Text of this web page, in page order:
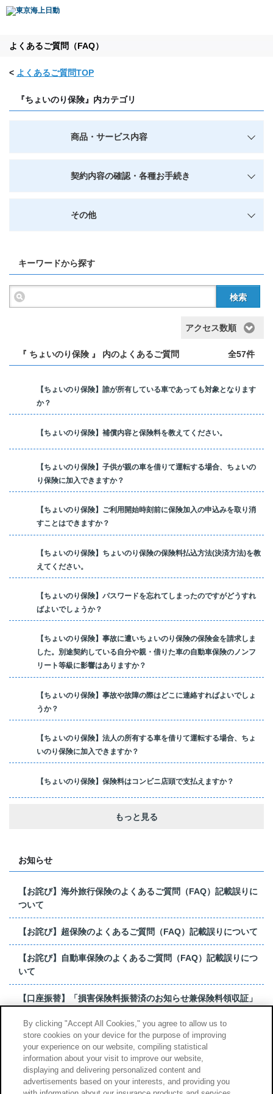
よくあるご質問（FAQ）
< よくあるご質問TOP
『ちょいのり保険』内カテゴリ
商品・サービス内容
契約内容の確認・各種お手続き
その他
キーワードから探す
検索
アクセス数順
『 ちょいのり保険 』 内のよくあるご質問 全57件
【ちょいのり保険】誰が所有している車であっても対象となります
か？
【ちょいのり保険】補償内容と保険料を教えてください。
【ちょいのり保険】子供が親の車を借りて運転する場合、ちょいの
り保険に加入できますか？
【ちょいのり保険】ご利用開始時刻前に保険加入の申込みを取り消
すことはできますか？
【ちょいのり保険】ちょいのり保険の保険料払込方法(決済方法)を教
えてください。
【ちょいのり保険】パスワードを忘れてしまったのですがどうすれ
ばよいでしょうか？
【ちょいのり保険】事故に遭いちょいのり保険の保険金を請求しま
した。別途契約している自分や親・借りた車の自動車保険のノンフ
リート等級に影響はありますか？
【ちょいのり保険】事故や故障の際はどこに連絡すればよいでしょ
うか？
【ちょいのり保険】法人の所有する車を借りて運転する場合、ちょ
いのり保険に加入できますか？
【ちょいのり保険】保険料はコンビニ店頭で支払えますか？
もっと見る
お知らせ
【お詫び】海外旅行保険のよくあるご質問（FAQ）記載誤りに
ついて
【お詫び】超保険のよくあるご質問（FAQ）記載誤りについて
【お詫び】自動車保険のよくあるご質問（FAQ）記載誤りにつ
いて
【口座振替】「損害保険料振替済のお知らせ兼保険料領収証」
【お詫び】超保険のよくあるご質問（FAQ）記載誤りについて
もっと見る
By clicking "Accept All Cookies," you agree to allow us to
store cookies on your device for the purpose of improving
your experience on our website, compiling statistical
information about your visit to improve our website,
displaying and delivering personalized content and
advertisements based on your interests, and providing you